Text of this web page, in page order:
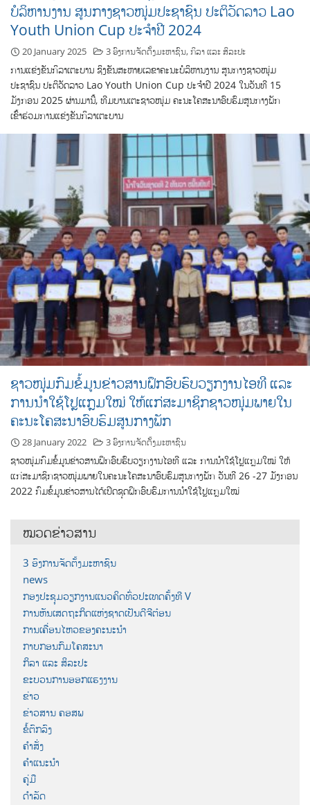
ບໍລິຫານງານ ສູນກາງຊາວໜຸ່ມປະຊາຊົນ ປະຕິວັດລາວ Lao
Youth Union Cup ປະຈຳປີ 2024
20 January 2025 3 ອົງການຈັດຕັ້ງມະຫາຊົນ,ກິລາ ແລະ ສິລະປະ
ການແຂ່ງຂັນກິລາເຕະບານ ຊິງຂັນສະຫາຍເລຂາຄະນະບໍລິຫານງານ ສູນກາງຊາວໜຸ່ມ
ປະຊາຊົນ ປະຕິວັດລາວ Lao Youth Union Cup ປະຈຳປີ 2024 ໃນວັນທີ 15
ມັງກອນ 2025 ຜ່ານມານີ້, ທີມບານເຕະຊາວໜຸ່ມ ຄະນະໂຄສະນາອົບຮົມສູນກາງພັກ
ເຂົ້າຮ່ວມການແຂ່ງຂັນກິລາເຕະບານ
ຊາວໜຸ່ມກົມຂໍ້ມູນຂ່າວສານຝຶກອົບຮົບວຽກງານໄອທີ ແລະ
ການນຳໃຊ້ໂປຼແກຼມໃໝ່ ໃຫ້ແກ່ສະມາຊິກຊາວໜຸ່ມພາຍໃນ
ຄະນະໂຄສະນາອົບຮົມສູນກາງພັກ
28 January 2022 3 ອົງການຈັດຕັ້ງມະຫາຊົນ
ຊາວໜຸ່ມກົມຂໍ້ມູນຂ່າວສານຝຶກອົບຮົບວຽກງານໄອທີ ແລະ ການນຳໃຊ້ໂປຼແກຼມໃໝ່ ໃຫ້
ແກ່ສະມາຊິກຊາວໜຸ່ມພາຍໃນຄະນະໂຄສະນາອົບຮົມສູນກາງພັກ ວັນທີ 26 -27 ມັງກອນ
2022 ກົມຂໍ້ມູນຂ່າວສານໄດ້ເປີດຊຸດຝຶກອົບຮົມການນຳໃຊ້ໂປຼແກຼມໃໝ່
ໝວດຂ່າວສານ
3 ອົງການຈັດຕັ້ງມະຫາຊົນ
news
ກອງປະຊຸມວຽກງານແນວຄິດທົ່ວປະເທດຄັ້ງທີ V
ການຫັນເສດຖະກິດແຫ່ງຊາດເປັນດີຈີຕ໋ອນ
ການເຄື່ອນໄຫວຂອງຄະນະນຳ
ກາບກອນກົມໂຄສະນາ
ກິລາ ແລະ ສິລະປະ
ຂະບວນການອອກແຮງງານ
ຂ່າວ
ຂ່າວສານ ຄອສພ
ຂໍ້ຕົກລົງ
ຄຳສັ່ງ
ຄຳແນະນຳ
ຄູ່ມື
ດຳລັດ